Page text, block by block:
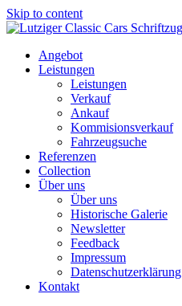
Skip to content
Angebot
Leistungen
Leistungen
Verkauf
Ankauf
Kommisionsverkauf
Fahrzeugsuche
Referenzen
Collection
Über uns
Über uns
Historische Galerie
Newsletter
Feedback
Impressum
Datenschutzerklärung
Kontakt